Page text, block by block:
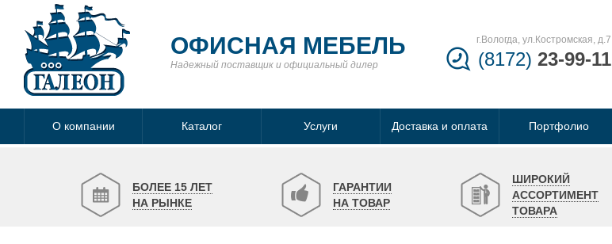
ОФИСНАЯ МЕБЕЛЬ
Надежный поставщик и официальный дилер
г.Вологда, ул.Костромская, д.7
(8172) 23-99-11
О компании Каталог Услуги Доставка и оплата Портфолио
БОЛЕЕ 15 ЛЕТ
НА РЫНКЕ
ГАРАНТИИ
НА ТОВАР
ШИРОКИЙ
АССОРТИМЕНТ
ТОВАРА